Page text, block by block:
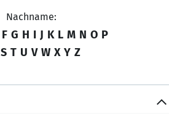
Nachname:
F G H I J K L M N O P
S T U V W X Y Z